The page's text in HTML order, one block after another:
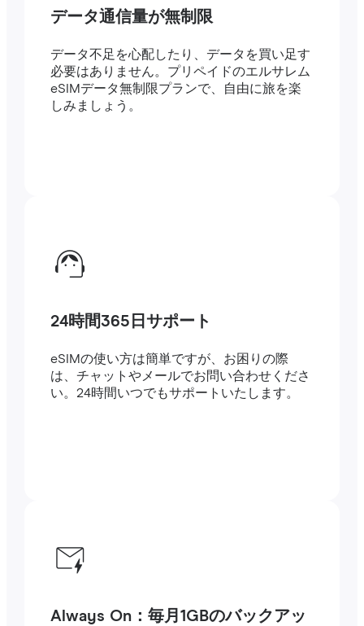
データ通信量が無制限
データ不足を心配したり、データを買い足す
必要はありません。プリペイドのエルサレム
eSIMデータ無制限プランで、自由に旅を楽
しみましょう。
24時間365日サポート
eSIMの使い方は簡単ですが、お困りの際
は、チャットやメールでお問い合わせくださ
い。24時間いつでもサポートいたします。
Always On：毎月1GBのバックアッ